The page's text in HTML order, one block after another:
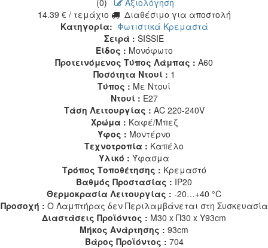
14.39 € / τεμάχιο
Διαθέσιμο για αποστολή
Κατηγορία: Φωτιστικά Κρεμαστά
Σειρά : SISSIE
Είδος : Μονόφωτο
Προτεινόμενος Τύπος Λάμπας : A60
Ποσότητα Ντουί : 1
Τύπος : Με Ντουί
Ντουί : E27
Τάση Λειτουργίας : AC 220-240V
Χρώμα : Καφέ/Μπεζ
Ύφος : Μοντέρνο
Τεχνοτροπία : Καπέλο
Υλικό : Ύφασμα
Τρόπος Τοποθέτησης : Κρεμαστό
Βαθμός Προστασίας : IP20
Θερμοκρασία Λειτουργίας : -20…+40 °C
Προσοχή : Ο Λαμπτήρας δεν Περιλαμβάνεται στη Συσκευασία
Διαστάσεις Προϊόντος : Μ30 x Π30 x Υ93cm
Μήκος Ανάρτησης : 93cm
Βάρος Προϊόντος : 704